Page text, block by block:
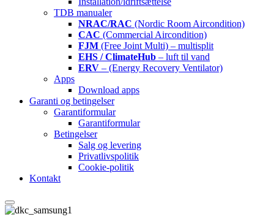
TDB manualer
NRAC/RAC (Nordic Room Aircondition)
CAC (Commercial Aircondition)
FJM (Free Joint Multi) – multisplit
EHS / ClimateHub – luft til vand
ERV – (Energy Recovery Ventilator)
Apps
Download apps
Garanti og betingelser
Garantiformular
Garantiformular
Betingelser
Salg og levering
Privatlivspolitik
Cookie-politik
Kontakt